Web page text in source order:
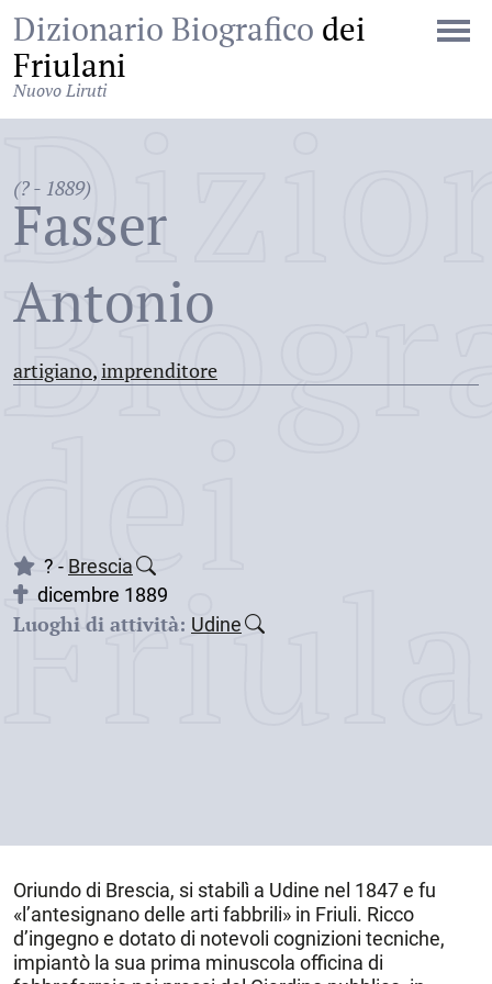
Dizionario Biografico dei
Friulani
Nuovo Liruti
(? - 1889)
Fasser
Antonio
artigiano,imprenditore
dei
? - Brescia
dicembre 1889
Luoghi di attività: Udine
Oriundo di Brescia, si stabilì a Udine nel 1847 e fu
«l’antesignano delle arti fabbrili» in Friuli. Ricco
d’ingegno e dotato di notevoli cognizioni tecniche,
impiantò la sua prima minuscola officina di